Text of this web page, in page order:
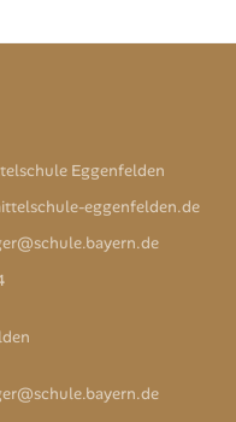
Eggenfelden
eggenfelden.de